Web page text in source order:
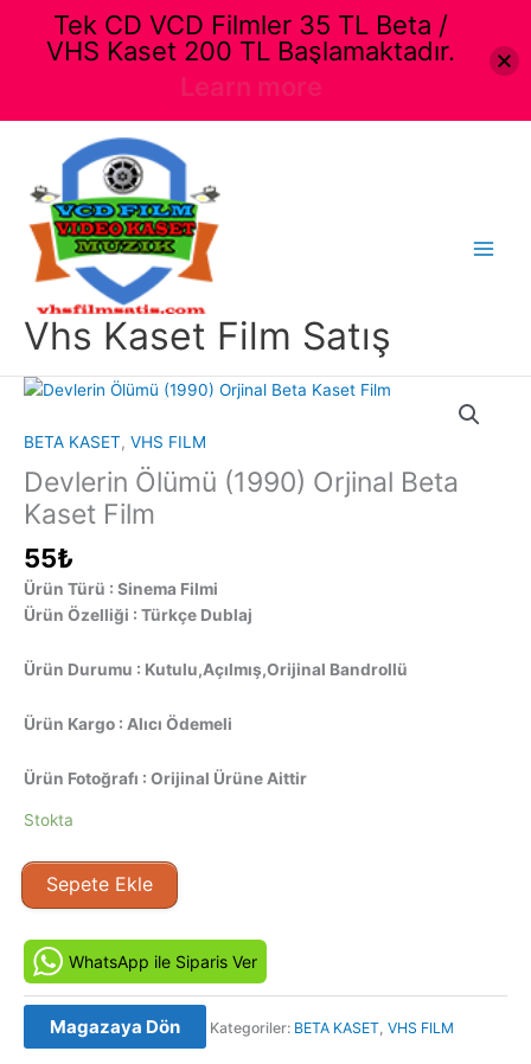
Vhs Kaset Film Satış
BETA KASET, VHS FILM
Devlerin Ölümü (1990) Orjinal Beta
Kaset Film
55₺
Ürün Türü : Sinema Filmi
Ürün Özelliği : Türkçe Dublaj
Ürün Durumu : Kutulu,Açılmış,Orijinal Bandrollü
Ürün Kargo : Alıcı Ödemeli
Ürün Fotoğrafı : Orijinal Ürüne Aittir
Stokta
Devlerin
Ölümü
Orjinal
Beta
Kaset
Film
Sepete Ekle
WhatsApp ile Siparis Ver
Magazaya Dön Kategoriler: BETA KASET VHS FILM
Tek CD VCD Filmler 35 TL Beta /
VHS Kaset 200 TL Başlamaktadır.
Learn more